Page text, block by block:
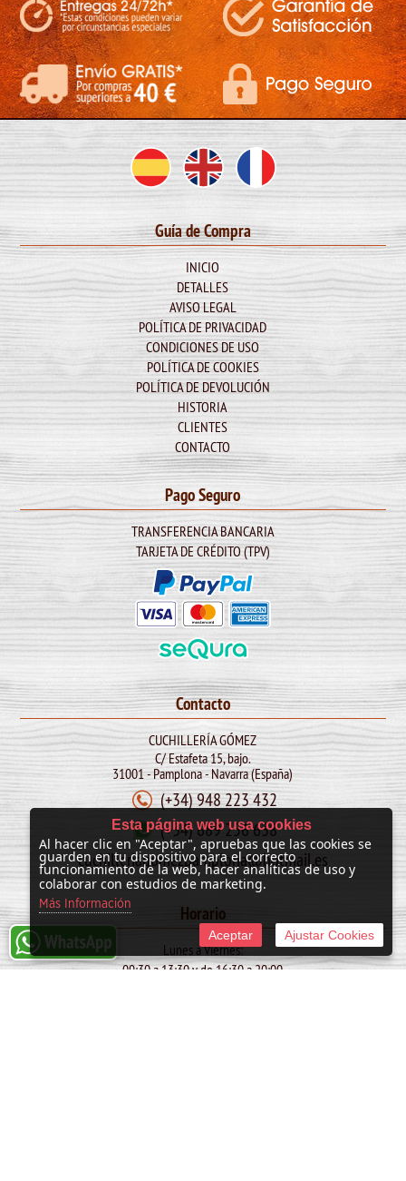
Guía de Compra
INICIO
DETALLES
AVISO LEGAL
POLÍTICA DE PRIVACIDAD
CONDICIONES DE USO
POLÍTICA DE COOKIES
POLÍTICA DE DEVOLUCIÓN
HISTORIA
CLIENTES
CONTACTO
Pago Seguro
TRANSFERENCIA BANCARIA
TARJETA DE CRÉDITO (TPV)
Contacto
CUCHILLERÍA GÓMEZ
C/ Estafeta 15, bajo.
31001 - Pamplona - Navarra (España)
(+34) 948 223 432
(+34) 689 256 638
cuchilleriagomezpamplona@hotmail.es
Horario
Lunes a Viernes:
09:30 a 13:30 y de 16:30 a 20:00
Esta página web usa cookies
Al hacer clic en "Aceptar", apruebas que las cookies se
guarden en tu dispositivo para el correcto
funcionamiento de la web, hacer analíticas de uso y
colaborar con estudios de marketing.
Más Información
Aceptar Ajustar Cookies